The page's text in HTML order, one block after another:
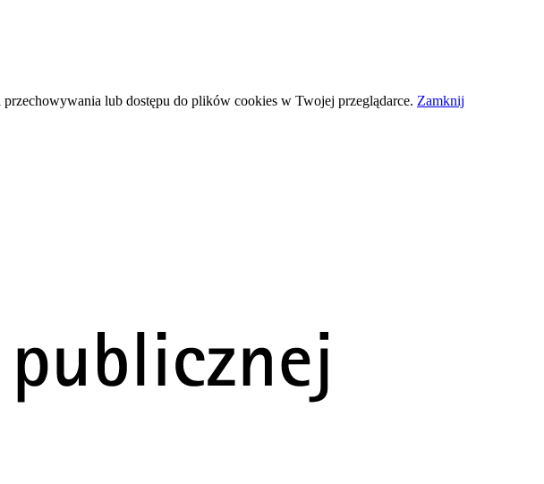
lub dostępu do plików cookies w Twojej przeglądarce. Zamknij